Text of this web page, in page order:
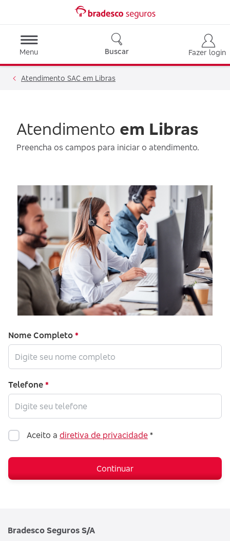
Menu Buscar Fazer login
Atendimento SAC em Libras
Atendimento em Libras
Preencha os campos para iniciar o atendimento.
Nome Completo
Telefone
Aceito a diretiva de privacidade *
Continuar
Bradesco Seguros S/A